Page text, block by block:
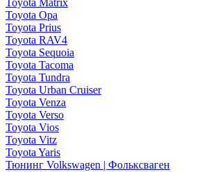
Toyota Matrix
Toyota Opa
Toyota Prius
Toyota RAV4
Toyota Sequoia
Toyota Tacoma
Toyota Tundra
Toyota Urban Cruiser
Toyota Venza
Toyota Verso
Toyota Vios
Toyota Vitz
Toyota Yaris
Тюнинг Volkswagen | Фольксваген